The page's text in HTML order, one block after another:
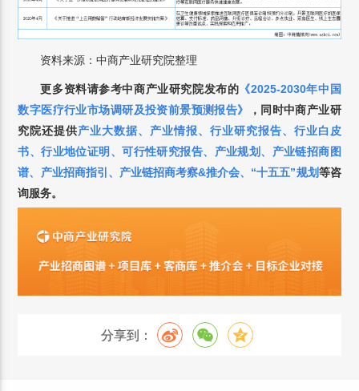
资料来源：中商产业研究院整理
更多资料请参考中商产业研究院发布的 《2025-2030年中国
数字医疗行业市场调研及投资前景预测报告》
， 同时中商产业研
究院还提供产业大数据、 产业情报、 行业研究报告、 行业白皮
书、行业地位证明 、可行性研究报告、 产业规划 、 产业链招商图
谱、 产业招商指引 、 产业链招商考察&推介会、 “十五五”规划等咨
询服务。
分享到：